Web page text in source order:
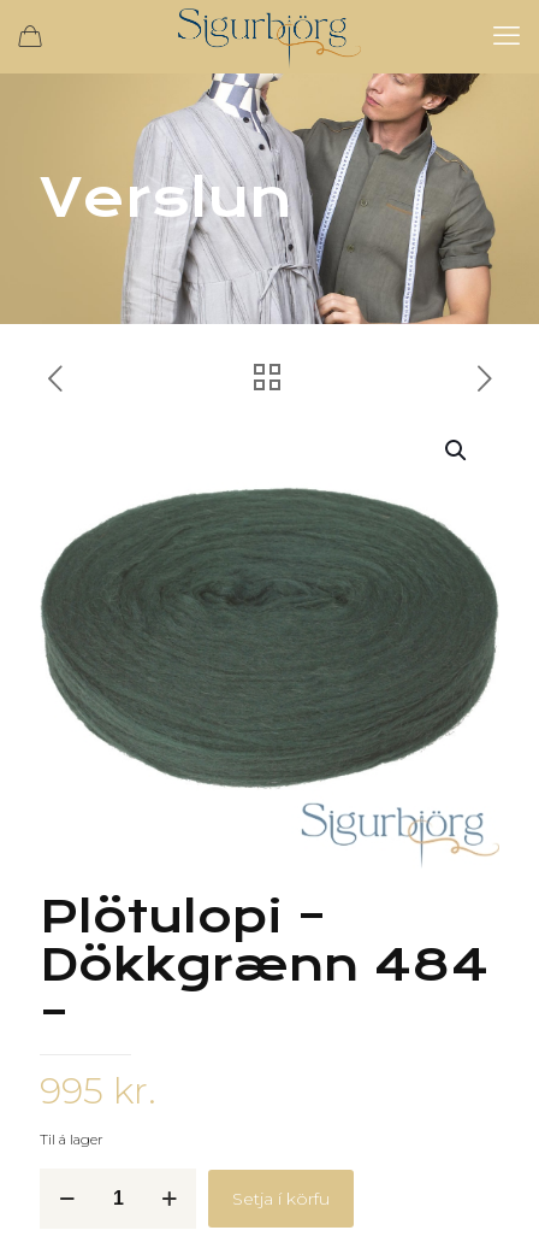
Verslun
Plötulopi –
Dökkgrænn 484
–
995 kr.
Til á lager
Setja í körfu